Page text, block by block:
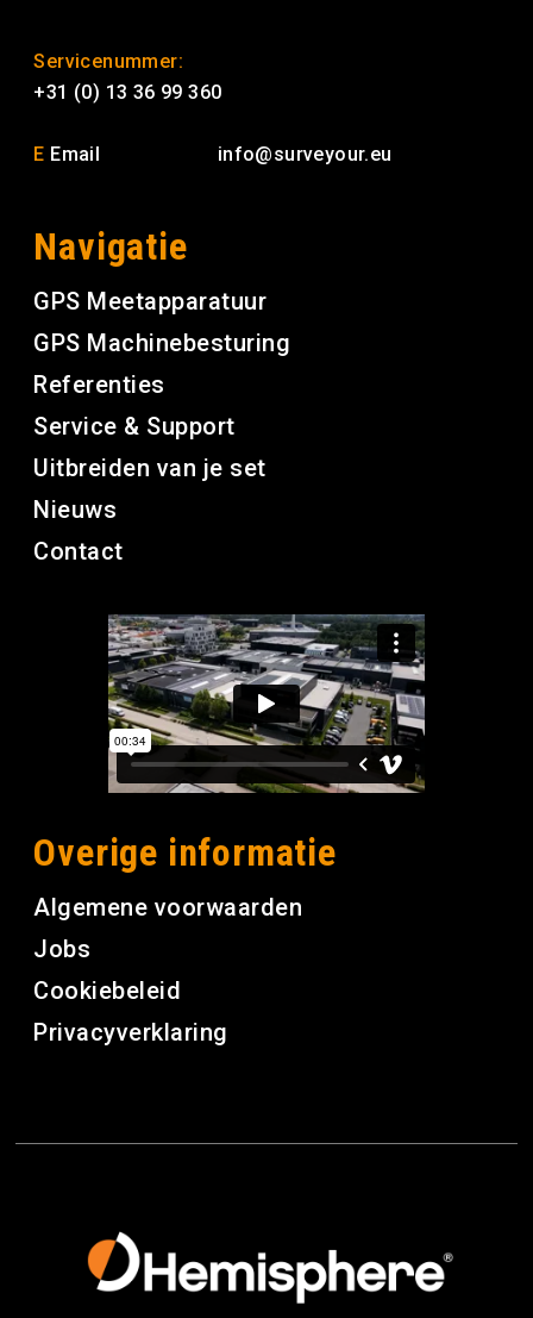
Servicenummer:
+31 (0) 13 36 99 360
E Email info@surveyour.eu
Navigatie
GPS Meetapparatuur
GPS Machinebesturing
Referenties
Service & Support
Uitbreiden van je set
Nieuws
Contact
Overige informatie
Algemene voorwaarden
Jobs
Cookiebeleid
Privacyverklaring